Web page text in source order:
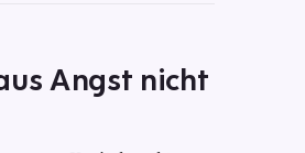
Angst nicht